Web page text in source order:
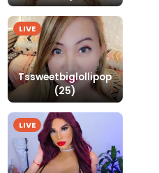
LIVE
Tssweetbiglollipop
(25)
LIVE